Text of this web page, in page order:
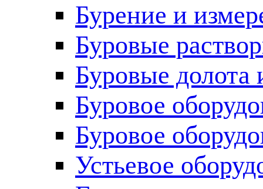
Бурение и
Буровые
Буровые долота
Буровое
Буровое
Устьевое